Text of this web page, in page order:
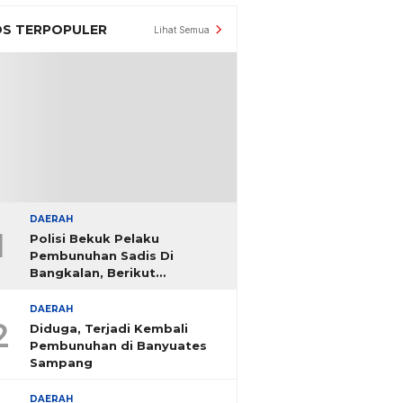
TERPOPULER Lihat Semua
DAERAH
Polisi Bekuk Pelaku
Pembunuhan Sadis Di
Bangkalan, Berikut
DAERAH
Diduga, Terjadi Kembali
Pembunuhan di Banyuates
Sampang
DAERAH